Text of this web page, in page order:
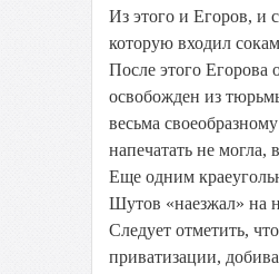
Из этого и Егоров, и
которую входил
После этого Егорова
освобожден из
весьма
напечатать не
Еще одним
Шутов «наезжал» на
Следует отметить,
приватизации,